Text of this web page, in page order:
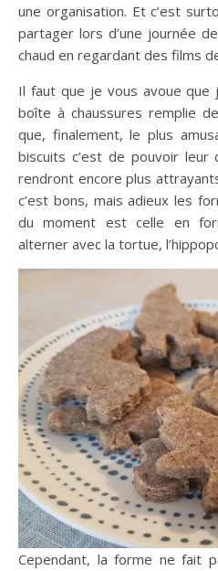
une organisation. Et c’est
partager lors d’une journée
chaud en regardant des films
Il faut que je vous avoue que
boîte à chaussures remplie
que, finalement, le plus
biscuits c’est de pouvoir
rendront encore plus
c’est bons, mais adieux les
du moment est celle en
alterner avec la tortue,
Cependant, la forme ne fait